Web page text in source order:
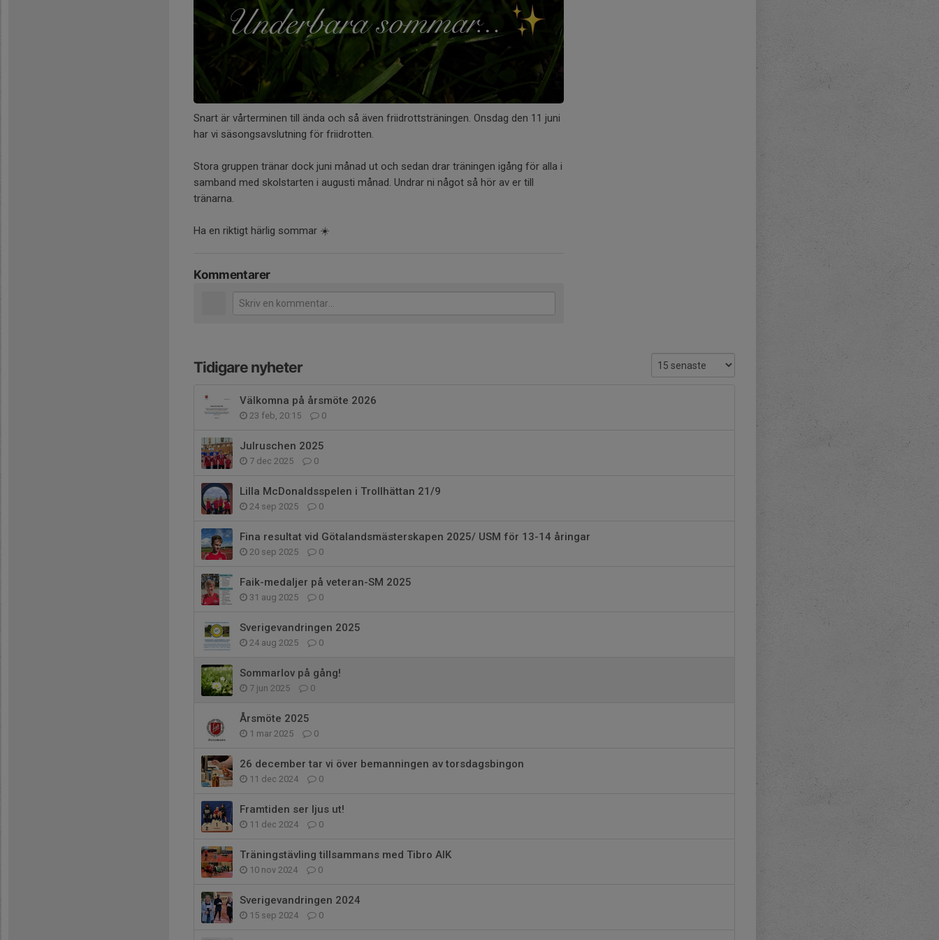
Snart är vårterminen till ända och så även friidrottsträningen. Onsdag den 11 juni
har vi säsongsavslutning för friidrotten.
Stora gruppen tränar dock juni månad ut och sedan drar träningen igång för alla i
samband med skolstarten i augusti månad. Undrar ni något så hör av er till
tränarna.
Ha en riktigt härlig sommar ☀️
Kommentarer
Tidigare nyheter
Välkomna på årsmöte 2026
23 feb, 20:15 0
Julruschen 2025
7 dec 2025 0
Lilla McDonaldsspelen i Trollhättan 21/9
24 sep 2025 0
Fina resultat vid Götalandsmästerskapen 2025/ USM för 13-14 åringar
20 sep 2025 0
Faik-medaljer på veteran-SM 2025
31 aug 2025 0
Sverigevandringen 2025
24 aug 2025 0
Sommarlov på gång!
7 jun 2025 0
Årsmöte 2025
1 mar 2025 0
26 december tar vi över bemanningen av torsdagsbingon
11 dec 2024 0
Framtiden ser ljus ut!
11 dec 2024 0
Träningstävling tillsammans med Tibro AIK
10 nov 2024 0
Sverigevandringen 2024
15 sep 2024 0